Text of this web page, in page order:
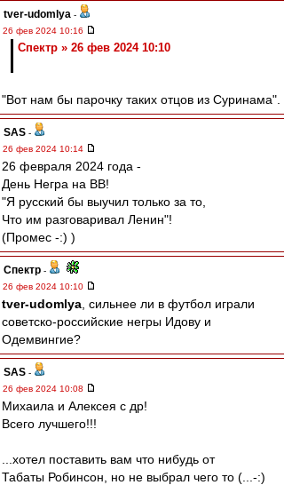
tver-udomlya -
26 фев 2024 10:16
Спектр » 26 фев 2024 10:10
"Вот нам бы парочку таких отцов из Суринама".
SAS -
26 фев 2024 10:14
26 февраля 2024 года -
День Негра на ВВ!
"Я русский бы выучил только за то,
Что им разговаривал Ленин"!
(Промес -:) )
Спектр -
26 фев 2024 10:10
tver-udomlya , сильнее ли в футбол играли
советско-российские негры Идову и
Одемвингие?
SAS -
26 фев 2024 10:08
Михаила и Алексея с др!
Всего лучшего!!!
...хотел поставить вам что нибудь от
Табаты Робинсон, но не выбрал чего то (...-:)